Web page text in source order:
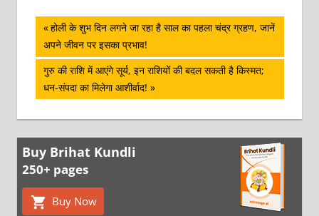
पोस्ट
नेविगेशन
Previous
Post:
होली के शुभ दिन लगने जा रहा है साल का पहला चंद्र ग्रहण, जानें
अपने जीवन पर इसका प्रभाव!
Next
Post:
गुरु की राशि में आएंगे सूर्य, इन राशियों की बदल सकती है किस्मत;
धन-संपदा का मिलेगा आशीर्वाद!
Buy Brihat Kundli
250+ pages
Buy Now